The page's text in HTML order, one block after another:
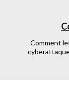
Comment